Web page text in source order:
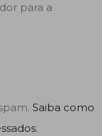
para a
Saiba como
.